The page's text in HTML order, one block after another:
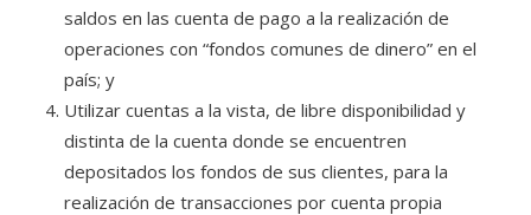
saldos en las cuenta de pago a la realización de
operaciones con “fondos comunes de dinero” en el
país; y
Utilizar cuentas a la vista, de libre disponibilidad y
distinta de la cuenta donde se encuentren
depositados los fondos de sus clientes, para la
realización de transacciones por cuenta propia